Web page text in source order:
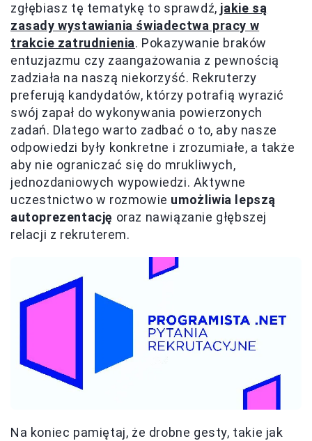
zgłębiasz tę tematykę to sprawdź, jakie są
zasady wystawiania świadectwa pracy w
trakcie zatrudnienia. Pokazywanie braków
entuzjazmu czy zaangażowania z pewnością
zadziała na naszą niekorzyść. Rekruterzy
preferują kandydatów, którzy potrafią wyrazić
swój zapał do wykonywania powierzonych
zadań. Dlatego warto zadbać o to, aby nasze
odpowiedzi były konkretne i zrozumiałe, a także
aby nie ograniczać się do mrukliwych,
jednozdaniowych wypowiedzi. Aktywne
uczestnictwo w rozmowie umożliwia lepszą
autoprezentację oraz nawiązanie głębszej
relacji z rekruterem.
Na koniec pamiętaj, że drobne gesty, takie jak